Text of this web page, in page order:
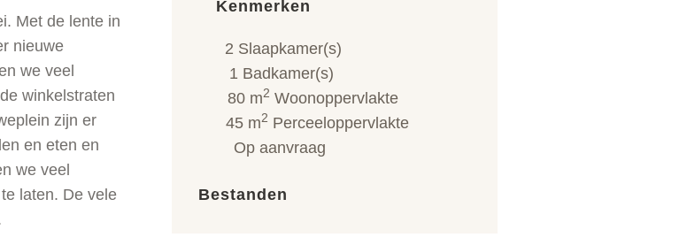
Met de lente in
nieuwe
we veel
winkelstraten
zijn er
en eten en
we veel
laten. De vele
Kenmerken
2 Slaapkamer(s)
1 Badkamer(s)
80 m2 Woonoppervlakte
45 m2 Perceeloppervlakte
Op aanvraag
Bestanden